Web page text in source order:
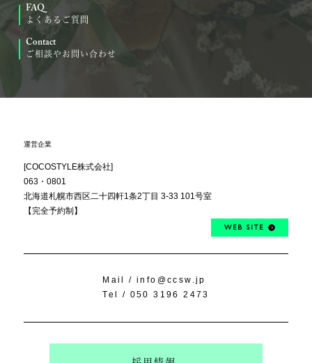
FAQ
よくあるご質問
Contact
ご相談やお問い合わせ
運営企業
[COCOSTYLE株式会社]
063・0801
北海道札幌市西区二十四軒1条2丁目 3-33 101号室
【完全予約制】
WEB SITE
Mail / info@ccsw.jp
Tel / 050 3196 2473